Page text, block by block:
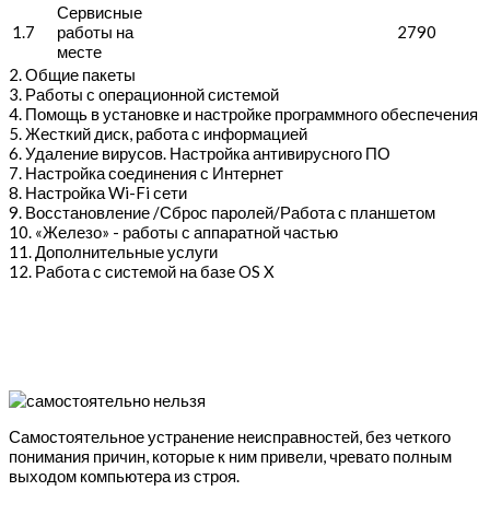
1.7
Сервисные
работы на
месте
2790
2. Общие пакеты
3. Работы с операционной системой
4. Помощь в установке и настройке программного обеспечения
5. Жесткий диск, работа с информацией
6. Удаление вирусов. Настройка антивирусного ПО
7. Настройка соединения с Интернет
8. Настройка Wi-Fi сети
9. Восстановление /Сброс паролей/Работа с планшетом
10. «Железо» - работы с аппаратной частью
11. Дополнительные услуги
12. Работа с системой на базе OS X
Самостоятельное устранение неисправностей, без четкого
понимания причин, которые к ним привели, чревато полным
выходом компьютера из строя.